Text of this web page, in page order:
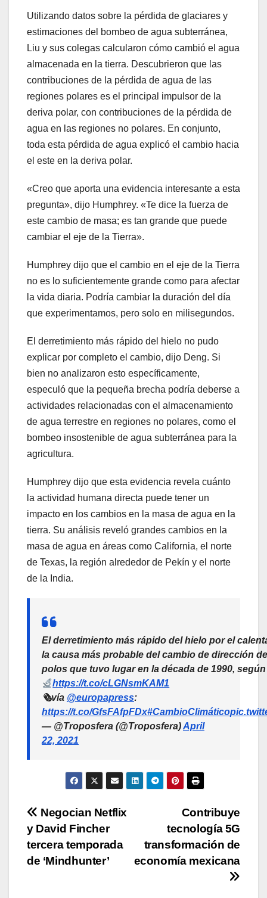
Utilizando datos sobre la pérdida de glaciares y
estimaciones del bombeo de agua subterránea,
Liu y sus colegas calcularon cómo cambió el agua
almacenada en la tierra. Descubrieron que las
contribuciones de la pérdida de agua de las
regiones polares es el principal impulsor de la
deriva polar, con contribuciones de la pérdida de
agua en las regiones no polares. En conjunto,
toda esta pérdida de agua explicó el cambio hacia
el este en la deriva polar.
«Creo que aporta una evidencia interesante a esta
pregunta», dijo Humphrey. «Te dice la fuerza de
este cambio de masa; es tan grande que puede
cambiar el eje de la Tierra».
Humphrey dijo que el cambio en el eje de la Tierra
no es lo suficientemente grande como para afectar
la vida diaria. Podría cambiar la duración del día
que experimentamos, pero solo en milisegundos.
El derretimiento más rápido del hielo no pudo
explicar por completo el cambio, dijo Deng. Si
bien no analizaron esto específicamente,
especuló que la pequeña brecha podría deberse a
actividades relacionadas con el almacenamiento
de agua terrestre en regiones no polares, como el
bombeo insostenible de agua subterránea para la
agricultura.
Humphrey dijo que esta evidencia revela cuánto
la actividad humana directa puede tener un
impacto en los cambios en la masa de agua en la
tierra. Su análisis reveló grandes cambios en la
masa de agua en áreas como California, el norte
de Texas, la región alrededor de Pekín y el norte
de la India.
El derretimiento más rápido del hielo por el
la causa más probable del cambio de dirección
polos que tuvo lugar en la década de 1990,
https://t.co/cLGNsmKAM1
🗞vía @europapress:
https://t.co/GfsFAfpFDx#CambioClimático
— @Troposfera (@Troposfera)April
22, 2021
Navegación
de
entradas
Contribuye
tecnología 5G
transformación de
economía mexicana
Negocian Netflix
y David Fincher
tercera temporada
de ‘Mindhunter’